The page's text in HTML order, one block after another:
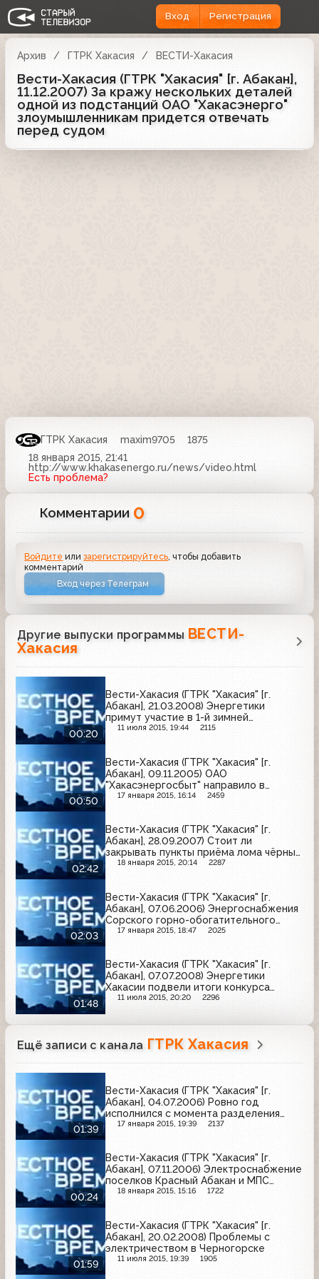
Вход Регистрация
Архив ГТРК Хакасия ВЕСТИ-Хакасия
Вести-Хакасия (ГТРК "Хакасия" [г. Абакан],
11.12.2007) За кражу нескольких деталей
одной из подстанций ОАО "Хакасэнерго"
злоумышленникам придется отвечать
перед судом
ГТРК Хакасия maxim9705
1875
18 января 2015, 21:41
http://www.khakasenergo.ru/news/video.html
Есть проблема?
Комментарии 0
Войдите илизарегистрируйтесь , чтобы добавить
комментарий
Вход через Телеграм
Другие выпуски программы ВЕСТИ-
Хакасия
00:20
Вести-Хакасия (ГТРК "Хакасия" [г.
Абакан], 21.03.2008) Энергетики
примут участие в 1-й зимней
Спартакиаде
11 июля 2015, 19:44 2115
00:50
Вести-Хакасия (ГТРК "Хакасия" [г.
Абакан], 09.11.2005) ОАО
"Хакасэнергосбыт" направило в
администрацию и прокуратуру г.
муниципальных общежитий
17 января 2015, 16:14 2459
02:42
Вести-Хакасия (ГТРК "Хакасия" [г.
Абакан], 28.09.2007) Стоит ли
закрывать пункты приёма лома чёрных
и цветных металлов, и нужна ли в этом
18 января 2015, 20:14 2287
02:03
Вести-Хакасия (ГТРК "Хакасия" [г.
Абакан], 07.06.2006) Энергоснабжения
Сорского горно-обогатительного
комбината станет более надежным
17 января 2015, 18:47 2025
01:48
Вести-Хакасия (ГТРК "Хакасия" [г.
Абакан], 07.07.2008) Энергетики
Хакасии подвели итоги конкурса
дипломных проектов
11 июля 2015, 20:20 2296
Ещё записи с канала ГТРК Хакасия
01:39
Вести-Хакасия (ГТРК "Хакасия" [г.
Абакан], 04.07.2006) Ровно год
исполнился с момента разделения
ОАО "Хакасэнерго"
17 января 2015, 19:39 2137
00:24
Вести-Хакасия (ГТРК "Хакасия" [г.
Абакан], 07.11.2006) Электроснабжение
поселков Красный Абакан и МПС
республиканской столицы
18 января 2015, 15:16 1722
01:59
Вести-Хакасия (ГТРК "Хакасия" [г.
Абакан], 20.02.2008) Проблемы с
электричеством в Черногорске
11 июля 2015, 19:39 1905